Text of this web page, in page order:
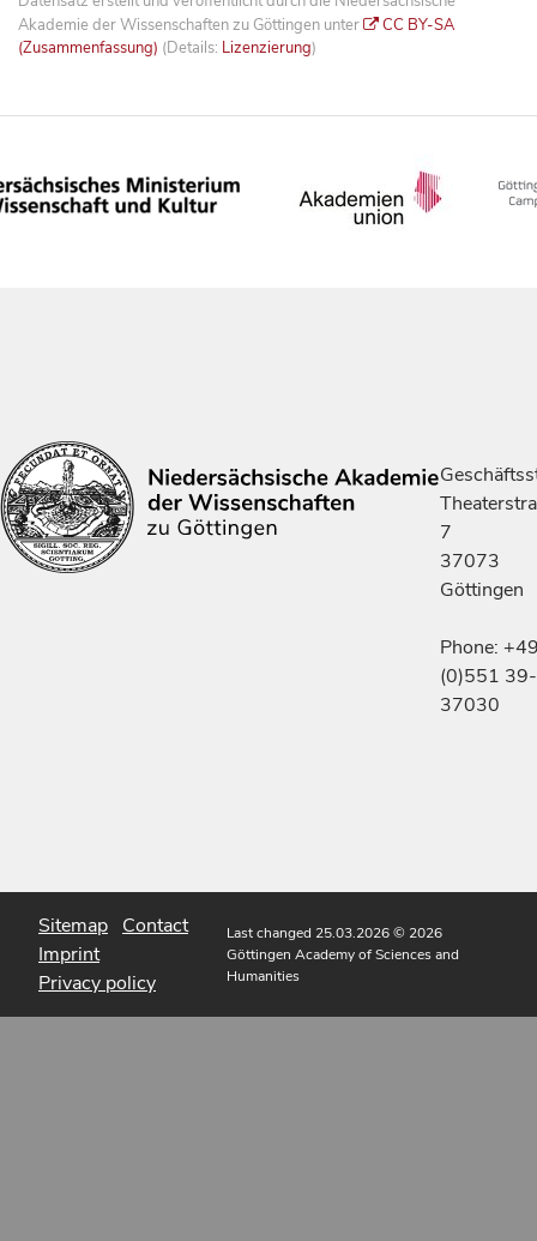
Akademie der Wissenschaften zu Göttingen unter
CC BY-SA
(Zusammenfassung) (Details: Lizenzierung)
7
37073
Göttingen
Phone:
(0)551 39-
37030
Sitemap Contact
Imprint
Privacy policy
Last changed 25.03.2026© 2026
Göttingen Academy of Sciences and
Humanities